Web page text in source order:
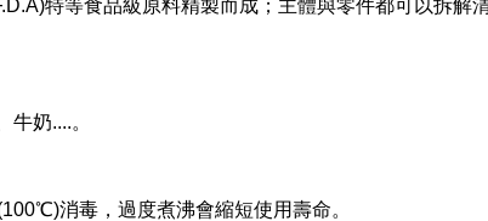
特等食品級原料精製而成；主體與零件都可以拆解
奶....。
消毒，過度煮沸會縮短使用壽命。